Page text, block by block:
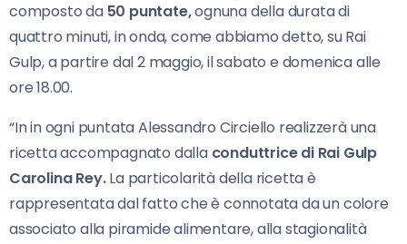
composto da50 puntate,ognuna della durata di
quattro minuti, in onda, come abbiamo detto, su Rai
Gulp, a partire dal 2 maggio, il sabato e domenica alle
ore 18.00.
“In in ogni puntata Alessandro Circiello realizzerà una
ricetta accompagnato dallaconduttrice di Rai Gulp
Carolina Rey.La particolarità della ricetta è
rappresentata dal fatto che è connotata da un colore
associato alla piramide alimentare, alla stagionalità